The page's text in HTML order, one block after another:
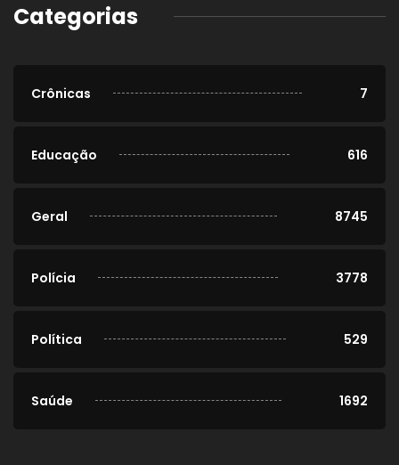
Categorias
Crônicas 7
Educação 616
Geral 8745
Polícia 3778
Política 529
Saúde 1692